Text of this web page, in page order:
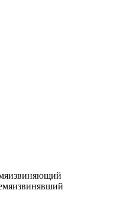
извиняющий
извинявший